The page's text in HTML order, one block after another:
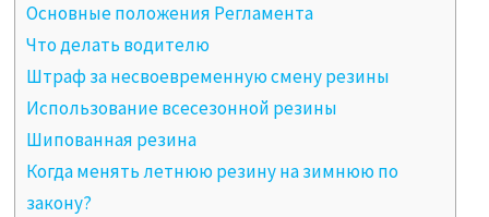
Основные положения Регламента
Что делать водителю
Штраф за несвоевременную смену резины
Использование всесезонной резины
Шипованная резина
Когда менять летнюю резину на зимнюю по
закону?